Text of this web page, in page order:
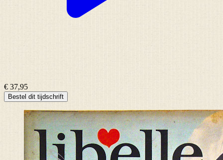
€ 37,95
Bestel dit tijdschrift